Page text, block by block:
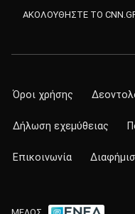
ΑΚΟΛΟΥΘΗΣΤΕ ΤΟ
Όροι χρήσης
Δήλωση εχεμύθειας
Επικοινωνία